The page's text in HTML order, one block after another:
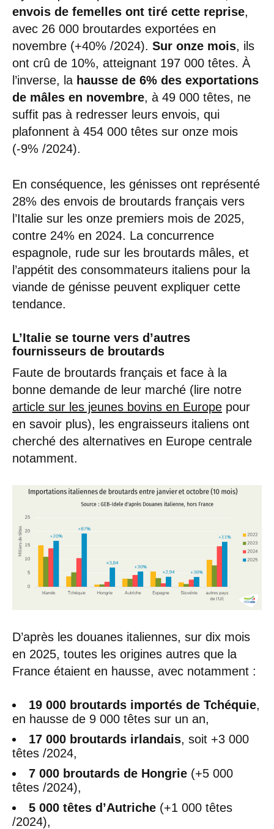
envois de femelles ont tiré cette reprise,
avec 26 000 broutardes exportées en
novembre (+40% /2024). Sur onze mois, ils
ont crû de 10%, atteignant 197 000 têtes. À
l’inverse, la hausse de 6% des exportations
de mâles en novembre, à 49 000 têtes, ne
suffit pas à redresser leurs envois, qui
plafonnent à 454 000 têtes sur onze mois
(-9% /2024).
En conséquence, les génisses ont représenté
28% des envois de broutards français vers
l’Italie sur les onze premiers mois de 2025,
contre 24% en 2024. La concurrence
espagnole, rude sur les broutards mâles, et
l’appétit des consommateurs italiens pour la
viande de génisse peuvent expliquer cette
tendance.
L’Italie se tourne vers d’autres
fournisseurs de broutards
Faute de broutards français et face à la
bonne demande de leur marché (lire notre
article sur les jeunes bovins en Europe pour
en savoir plus), les engraisseurs italiens ont
cherché des alternatives en Europe centrale
notamment.
D’après les douanes italiennes, sur dix mois
en 2025, toutes les origines autres que la
France étaient en hausse, avec notamment :
19 000 broutards importés de Tchéquie,
en hausse de 9 000 têtes sur un an,
17 000 broutards irlandais, soit +3 000
têtes /2024,
7 000 broutards de Hongrie (+5 000
têtes /2024),
5 000 têtes d’Autriche (+1 000 têtes
/2024),